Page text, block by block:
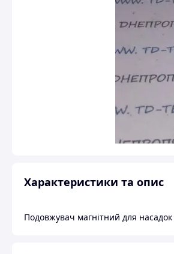
Характеристики та опис
Подовжувач магнітний для насадок